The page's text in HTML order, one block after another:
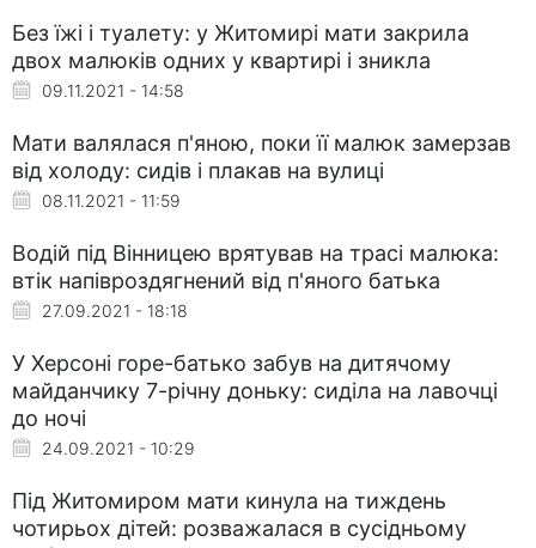
Без їжі і туалету: у Житомирі мати закрила
двох малюків одних у квартирі і зникла
09.11.2021 - 14:58
Мати валялася п'яною, поки її малюк замерзав
від холоду: сидів і плакав на вулиці
08.11.2021 - 11:59
Водій під Вінницею врятував на трасі малюка:
втік напівроздягнений від п'яного батька
27.09.2021 - 18:18
У Херсоні горе-батько забув на дитячому
майданчику 7-річну доньку: сиділа на лавочці
до ночі
24.09.2021 - 10:29
Під Житомиром мати кинула на тиждень
чотирьох дітей: розважалася в сусідньому